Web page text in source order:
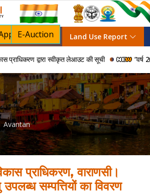
For NOC
E-Auction Land Use Report
द्वारा स्वीकृत लेआउट की सूची “वर्ष
Avantan
प्राधिकरण, वाराणसी।
सम्पत्तियों का विवरण